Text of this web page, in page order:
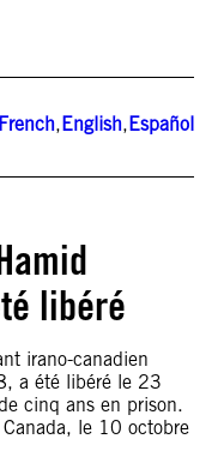
French,English,Español
libéré
irano-canadien
a été libéré le 23
cinq ans en prison.
le 10 octobre